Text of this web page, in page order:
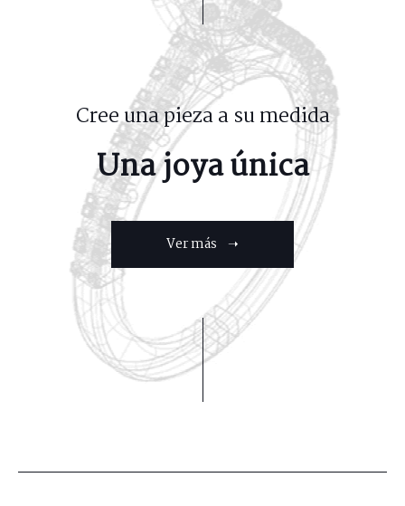
Cree una pieza a su medida
Una joya única
Ver más ➝